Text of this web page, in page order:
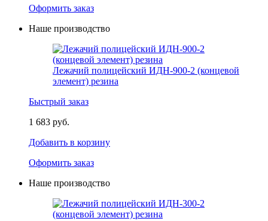
Оформить заказ
Наше производство
Лежачий полицейский ИДН-900-2 (концевой
элемент) резина
Быстрый заказ
1 683 руб.
Добавить в корзину
Оформить заказ
Наше производство